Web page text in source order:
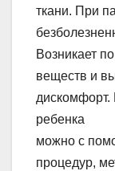
ткани. При
Возникает
веществ и
дискомфорт.
ребенка
можно с
процедур,